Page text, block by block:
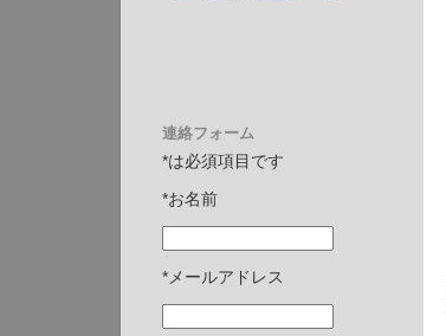
連絡フォーム
*は必須項目です
*お名前
*メールアドレス